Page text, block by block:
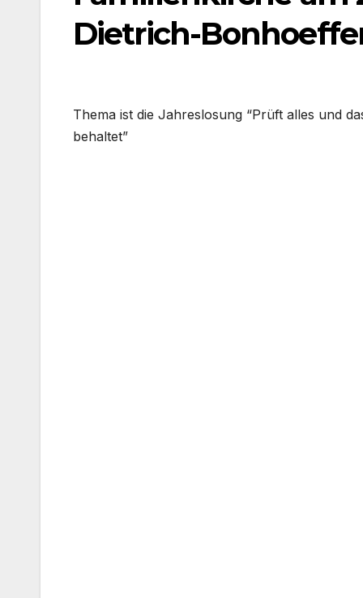
Dietrich-
The­ma ist die Jah­res­lo­sung “Prüft alles und
behal­tet”